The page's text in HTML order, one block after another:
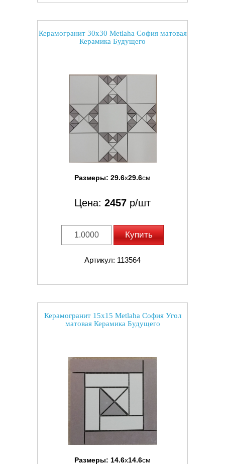
Керамогранит 30x30 Metlaha София матовая
Керамика Будущего
Размеры: 29.6x29.6см
Цена: 2457 р/шт
Купить
Артикул: 113564
Керамогранит 15x15 Metlaha София Угол
матовая Керамика Будущего
Размеры: 14.6x14.6см